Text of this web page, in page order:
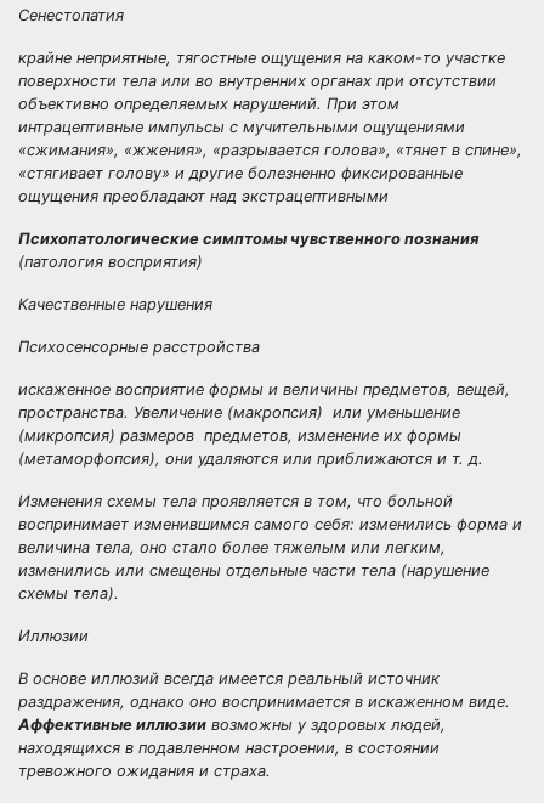
Сенестопатия
крайне неприятные, тягостные ощущения на каком-то участке
поверхности тела или во внутренних органах при отсутствии
объективно определяемых нарушений. При этом
интрацептивные импульсы с мучительными ощущениями
«сжимания», «жжения», «разрывается голова», «тянет в спине»,
«стягивает голову» и другие болезненно фиксированные
ощущения преобладают над экстрацептивными
Психопатологические симптомы чувственного познания
(патология восприятия)
Качественные нарушения
Психосенсорные расстройства
искаженное восприятие формы и величины предметов, вещей,
пространства. Увеличение (макропсия) или уменьшение
(микропсия) размеров предметов, изменение их формы
(метаморфопсия), они удаляются или приближаются и т. д.
Изменения схемы тела проявляется в том, что больной
воспринимает изменившимся самого себя: изменились форма и
величина тела, оно стало более тяжелым или легким,
изменились или смещены отдельные части тела (нарушение
схемы тела).
Иллюзии
В основе иллюзий всегда имеется реальный источник
раздражения, однако оно воспринимается в искаженном виде.
Аффективные иллюзии возможны у здоровых людей,
находящихся в подавленном настроении, в состоянии
тревожного ожидания и страха.